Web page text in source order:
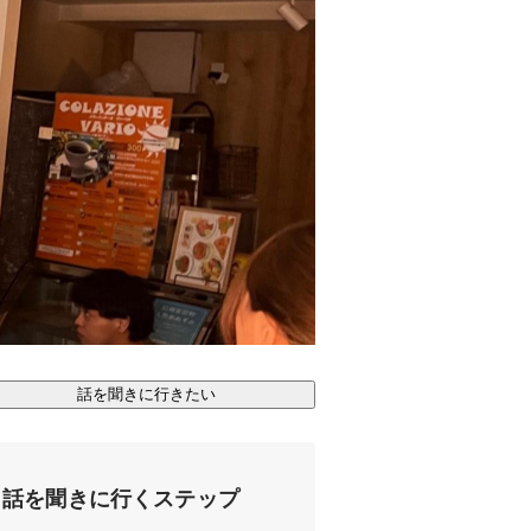
話を聞きに行きたい
話を聞きに行くステップ